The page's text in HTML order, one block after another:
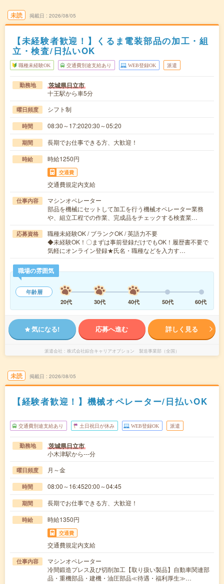
未読 掲載日 2026/08/05
【未経験者歓迎！】くるま電装部品の加工・組
立・検査/日払いOK
職種未経験OK 交通費別途支給あり WEB登録OK 派遣
勤務地 茨城県日立市
十王駅から車5分
曜日頻度 シフト制
時間 08:30～17:2020:30～05:20
期間 長期でお仕事できる方、大歓迎！
時給 時給1250円
交通費
交通費規定内支給
仕事内容
マシンオペレーター
部品を機械にセットして加工を行う機械オペレーター業務
や、組立工程での作業、完成品をチェックする検査業…
応募資格
職種未経験OK / ブランクOK / 英語力不要
◆未経験OK！〇まずは事前登録だけでもOK！履歴書不要で
気軽にオンライン登録★氏名・職種などを入力す…
職場の雰囲気
年齢層
20代
30代 40代 50代 60代
気になる! 応募へ進む 詳しく見る
派遣会社 株式会社綜合キャリアオプション 製造事業部（全国）
未読 掲載日 2026/08/05
【経験者歓迎！】機械オペレーター/日払いOK
交通費別途支給あり 土日祝日が休み WEB登録OK 派遣
勤務地 茨城県日立市
小木津駅から---分
曜日頻度 月～金
時間 08:00～16:4520:00～04:45
期間 長期でお仕事できる方、大歓迎！
時給 時給1350円
交通費
交通費規定内支給
仕事内容
マシンオペレーター
冷間鍛造プレス及び切削加工【取り扱い製品】自動車関連部
品・重機部品・建機・油圧部品≪待遇・福利厚生≫…